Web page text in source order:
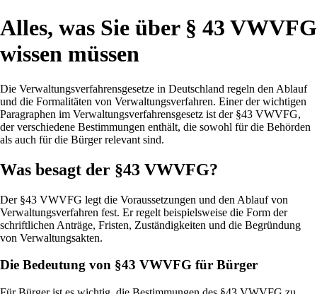
Alles, was Sie über § 43 VWVFG
wissen müssen
Die Verwaltungsverfahrensgesetze in Deutschland regeln den Ablauf
und die Formalitäten von Verwaltungsverfahren. Einer der wichtigen
Paragraphen im Verwaltungsverfahrensgesetz ist der §43 VWVFG,
der verschiedene Bestimmungen enthält, die sowohl für die Behörden
als auch für die Bürger relevant sind.
Was besagt der §43 VWVFG?
Der §43 VWVFG legt die Voraussetzungen und den Ablauf von
Verwaltungsverfahren fest. Er regelt beispielsweise die Form der
schriftlichen Anträge, Fristen, Zuständigkeiten und die Begründung
von Verwaltungsakten.
Die Bedeutung von §43 VWVFG für Bürger